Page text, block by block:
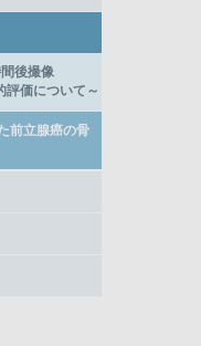
後撮像
評価について～
前立腺癌の骨